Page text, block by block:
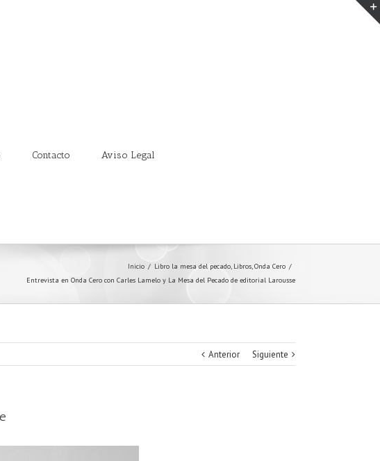
Contacto Aviso Legal
Inicio / Libro la mesa del pecado, Libros,Onda Cero /
Entrevista en Onda Cero con Carles Lamelo y La Mesa del Pecado de editorial Larousse
Anterior Siguiente